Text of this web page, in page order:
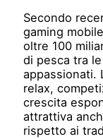
Secondo
gaming
oltre 100
di pesca tra
appassionati.
relax,
crescita
attrattiva
rispetto ai